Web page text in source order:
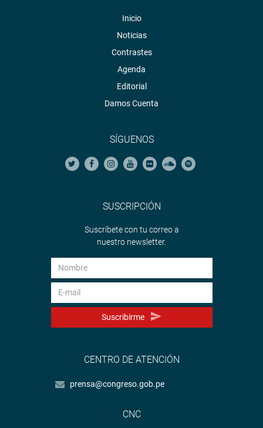
Inicio
Noticias
Contrastes
Agenda
Editorial
Damos Cuenta
SÍGUENOS
SUSCRIPCIÓN
Suscríbete con tu correo a
nuestro newsletter.
Suscribirme
CENTRO DE ATENCIÓN
prensa@congreso.gob.pe
CNC